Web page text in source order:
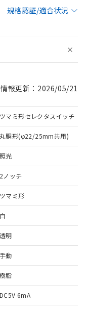
規格認証/適合状況
情報更新：2026/05/21
ツマミ形セレクタスイッチ
丸胴形(φ22/25mm共用)
照光
2ノッチ
ツマミ形
白
透明
手動
樹脂
DC5V 6mA